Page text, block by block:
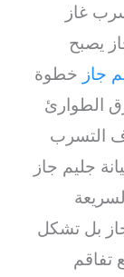
غاز
يصبح
جاز خطوة
الطوارئ
التسرب
جليم جاز
بل تشكل
تفاقم